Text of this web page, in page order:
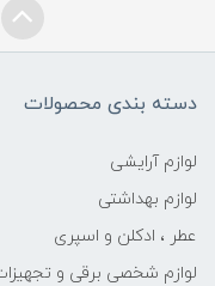
دسته بندی محصولات
لوازم آرایشی
لوازم بهداشتی
عطر ، ادکلن و اسپری
لوازم شخصی برقی و